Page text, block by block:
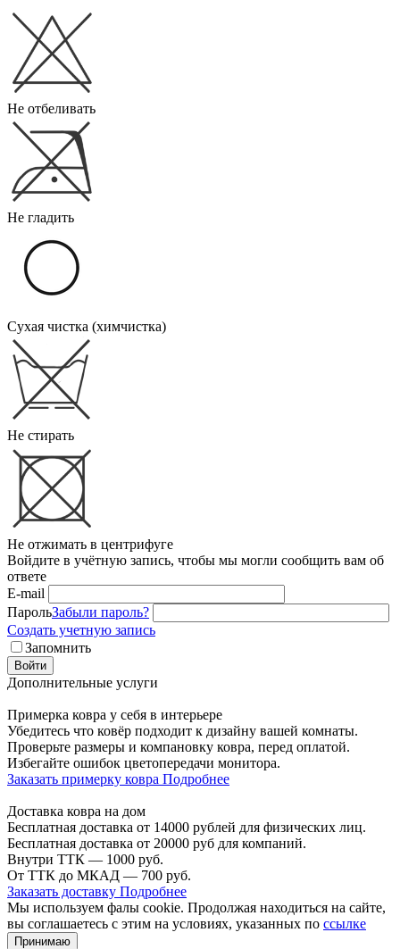
Не отбеливать
Не гладить
Сухая чистка (химчистка)
Не стирать
Не отжимать в центрифуге
Войдите в учётную запись, чтобы мы могли сообщить вам об
ответе
E-mail
ПарольЗабыли пароль?
Создать учетную запись
Запомнить
Войти
Дополнительные услуги
Примерка ковра у себя в интерьере
Убедитесь что ковёр подходит к дизайну вашей комнаты.
Проверьте размеры и компановку ковра, перед оплатой.
Избегайте ошибок цветопередачи монитора.
Заказать примерку ковра Подробнее
Доставка ковра на дом
Бесплатная доставка от 14000 рублей для физических лиц.
Бесплатная доставка от 20000 руб для компаний.
Внутри ТТК — 1000 руб.
От ТТК до МКАД — 700 руб.
Заказать доставку Подробнее
Мы используем фалы cookie. Продолжая находиться на сайте,
вы соглашаетесь с этим на условиях, указанных по ссылке
Принимаю